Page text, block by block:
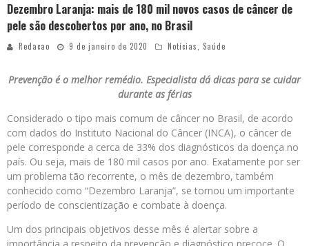
Dezembro Laranja: mais de 180 mil novos casos de câncer de
pele são descobertos por ano, no Brasil
Redacao 9 de janeiro de 2020 Notícias, Saúde
Prevenção é o melhor remédio. Especialista dá dicas para se cuidar
durante as férias
Considerado o tipo mais comum de câncer no Brasil, de acordo
com dados do Instituto Nacional do Câncer (INCA), o câncer de
pele corresponde a cerca de 33% dos diagnósticos da doença no
país. Ou seja, mais de 180 mil casos por ano. Exatamente por ser
um problema tão recorrente, o mês de dezembro, também
conhecido como “Dezembro Laranja”, se tornou um importante
período de conscientização e combate à doença.
Um dos principais objetivos desse mês é alertar sobre a